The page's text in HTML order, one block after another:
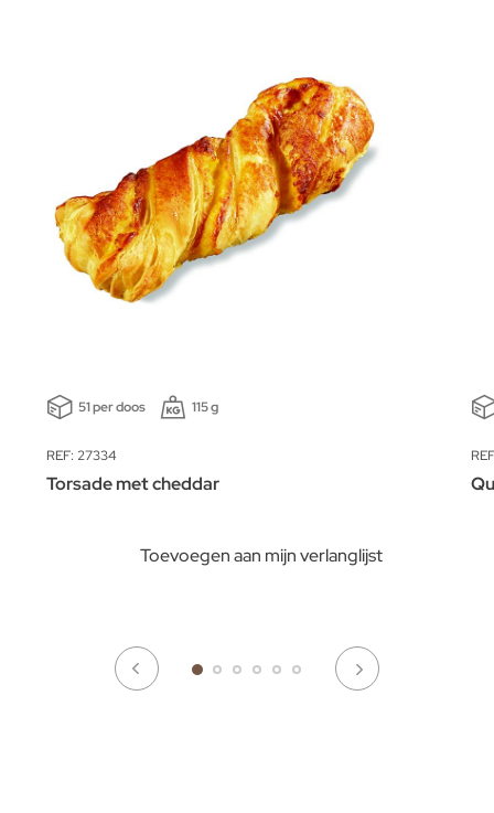
51 per doos 115 g
REF: 27334
Torsade met cheddar
Toevoegen aan mijn verlanglijst